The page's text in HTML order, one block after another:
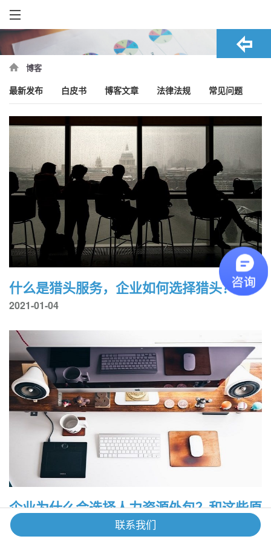
博客
最新发布 白皮书 博客文章 法律法规 常见问题
什么是猎头服务，企业如何选择猎头？
2021-01-04
企业为什么会选择人力资源外包？和这些原
因有关！
联系我们